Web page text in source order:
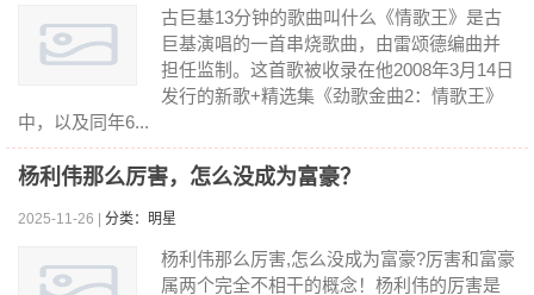
古巨基13分钟的歌曲叫什么《情歌王》是古
巨基演唱的一首串烧歌曲，由雷颂德编曲并
担任监制。这首歌被收录在他2008年3月14日
发行的新歌+精选集《劲歌金曲2：情歌王》
中，以及同年6...
杨利伟那么厉害，怎么没成为富豪？
2025-11-26 | 分类：明星
杨利伟那么厉害,怎么没成为富豪?厉害和富豪
属两个完全不相干的概念！杨利伟的厉害是